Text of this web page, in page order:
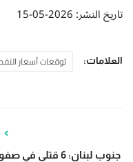
تاريخ النشر: 2026-05-15
العلامات: توقعات أسعار
جنوب لبنان: 6